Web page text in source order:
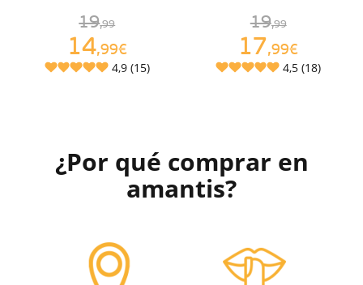
19,99
14,99€
4,9 (15)
19,99
17,99€
4,5 (18)
¿Por qué comprar en
amantis?